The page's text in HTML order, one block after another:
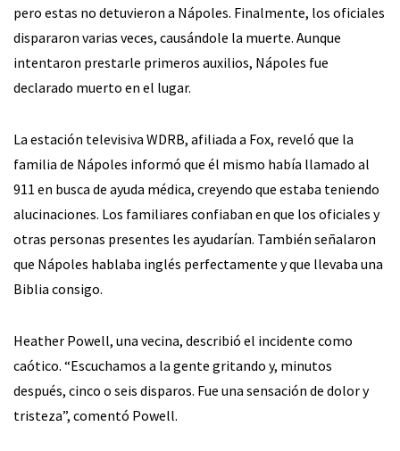
pero estas no detuvieron a Nápoles. Finalmente, los oficiales
dispararon varias veces, causándole la muerte. Aunque
intentaron prestarle primeros auxilios, Nápoles fue
declarado muerto en el lugar.
La estación televisiva WDRB, afiliada a Fox, reveló que la
familia de Nápoles informó que él mismo había llamado al
911 en busca de ayuda médica, creyendo que estaba teniendo
alucinaciones. Los familiares confiaban en que los oficiales y
otras personas presentes les ayudarían. También señalaron
que Nápoles hablaba inglés perfectamente y que llevaba una
Biblia consigo.
Heather Powell, una vecina, describió el incidente como
caótico. “Escuchamos a la gente gritando y, minutos
después, cinco o seis disparos. Fue una sensación de dolor y
tristeza”, comentó Powell.